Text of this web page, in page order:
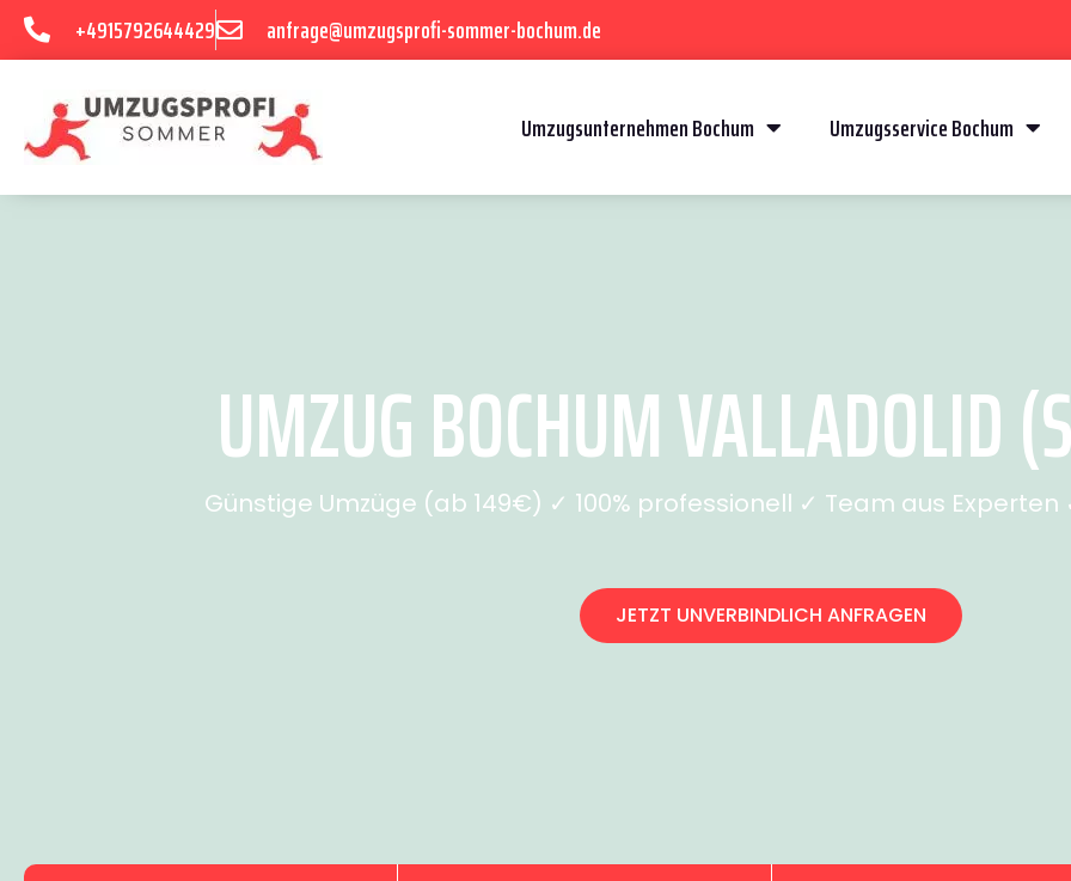
+4915792644429 anfrage@umzugsprofi-sommer-bochum.de
Umzugsunternehmen Bochum Umzugsservice Bochum
UMZUG BOCHUM VALLADOLID
Günstige Umzüge (ab 149€) ✓ 100% professionell ✓ Team aus
JETZT UNVERBINDLICH ANFRAGEN